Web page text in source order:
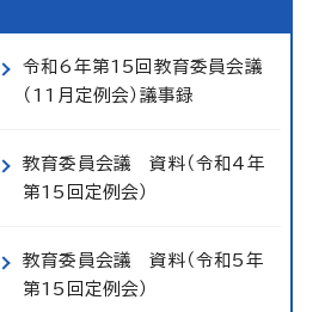
令和6年第15回教育委員会議
（11月定例会）議事録
教育委員会議 資料（令和4年
第15回定例会）
教育委員会議 資料（令和5年
第15回定例会）